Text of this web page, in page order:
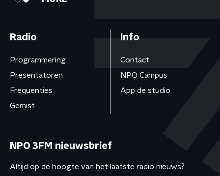
Radio
Programmering
Presentatoren
Frequenties
Gemist
Info
Contact
NPO Campus
App de studio
NPO 3FM nieuwsbrief
Altijd op de hoogte van het laatste radio nieuws?